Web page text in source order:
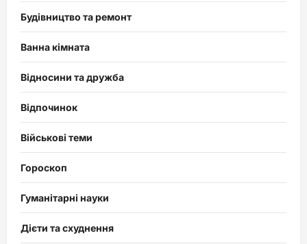
Будівництво та ремонт
Ванна кімната
Відносини та дружба
Відпочинок
Військові теми
Гороскоп
Гуманітарні науки
Дієти та схуднення